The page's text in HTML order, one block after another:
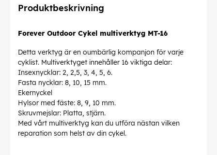
Produktbeskrivning
Forever Outdoor Cykel multiverktyg MT-16
Detta verktyg är en oumbärlig kompanjon för varje
cyklist. Multiverktyget innehåller 16 viktiga delar:
Insexnycklar: 2, 2,5, 3, 4, 5, 6.
Fasta nycklar: 8, 10, 15 mm.
Ekernyckel
Hylsor med fäste: 8, 9, 10 mm.
Skruvmejslar: Platta, stjärn.
Med vårt multiverktyg kan du utföra nästan vilken
reparation som helst av din cykel.